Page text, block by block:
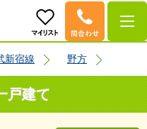
新宿線 野方
戸建て